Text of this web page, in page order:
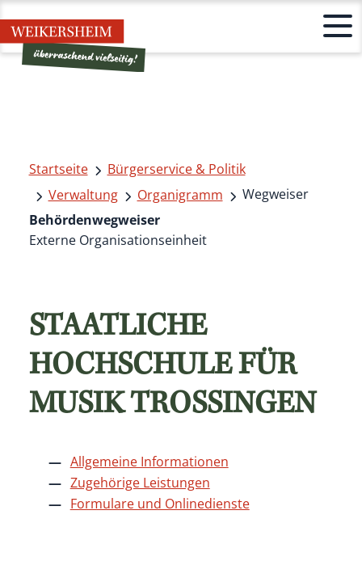
Startseite
Bürgerservice & Politik
Verwaltung
Organigramm
Wegweiser
Behördenwegweiser
Externe Organisationseinheit
STAATLICHE
HOCHSCHULE FÜR
MUSIK TROSSINGEN
Allgemeine Informationen
Zugehörige Leistungen
Formulare und Onlinedienste